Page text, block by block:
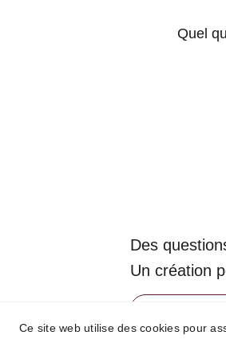
Quel
Des
Un création
Ce site web utilise des cookies pour